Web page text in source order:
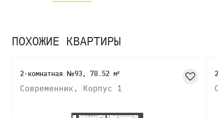
ПОХОЖИЕ КВАРТИРЫ
2-комнатная №93, 78.52 м²
Современник, Корпус 1